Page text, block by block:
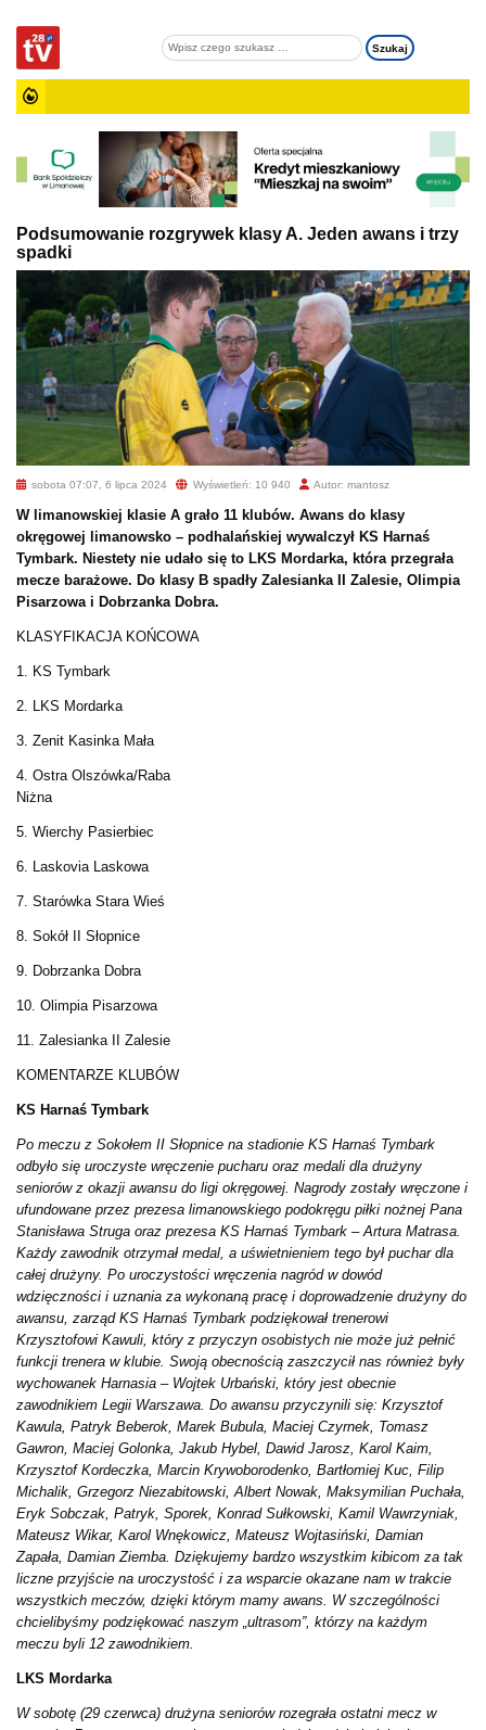
Podsumowanie rozgrywek klasy A. Jeden awans i trzy
spadki
sobota 07:07, 6 lipca 2024 Wyświetleń: 10 940 Autor: mantosz
W limanowskiej klasie A grało 11 klubów. Awans do klasy
okręgowej limanowsko – podhalańskiej wywalczył KS Harnaś
Tymbark. Niestety nie udało się to LKS Mordarka, która przegrała
mecze barażowe. Do klasy B spadły Zalesianka II Zalesie, Olimpia
Pisarzowa i Dobrzanka Dobra.
KLASYFIKACJA KOŃCOWA
1. KS Tymbark
2. LKS Mordarka
3. Zenit Kasinka Mała
4. Ostra Olszówka/Raba
Niżna
5. Wierchy Pasierbiec
6. Laskovia Laskowa
7. Starówka Stara Wieś
8. Sokół II Słopnice
9. Dobrzanka Dobra
10. Olimpia Pisarzowa
11. Zalesianka II Zalesie
KOMENTARZE KLUBÓW
KS Harnaś Tymbark
Po meczu z Sokołem II Słopnice na stadionie KS Harnaś Tymbark
odbyło się uroczyste wręczenie pucharu oraz medali dla drużyny
seniorów z okazji awansu do ligi okręgowej. Nagrody zostały wręczone i
ufundowane przez prezesa limanowskiego podokręgu piłki nożnej Pana
Stanisława Struga oraz prezesa KS Harnaś Tymbark – Artura Matrasa.
Każdy zawodnik otrzymał medal, a uświetnieniem tego był puchar dla
całej drużyny. Po uroczystości wręczenia nagród w dowód
wdzięczności i uznania za wykonaną pracę i doprowadzenie drużyny do
awansu, zarząd KS Harnaś Tymbark podziękował trenerowi
Krzysztofowi Kawuli, który z przyczyn osobistych nie może już pełnić
funkcji trenera w klubie. Swoją obecnością zaszczycił nas również były
wychowanek Harnasia – Wojtek Urbański, który jest obecnie
zawodnikiem Legii Warszawa. Do awansu przyczynili się: Krzysztof
Kawula, Patryk Beberok, Marek Bubula, Maciej Czyrnek, Tomasz
Gawron, Maciej Golonka, Jakub Hybel, Dawid Jarosz, Karol Kaim,
Krzysztof Kordeczka, Marcin Krywoborodenko, Bartłomiej Kuc, Filip
Michalik, Grzegorz Niezabitowski, Albert Nowak, Maksymilian Puchała,
Eryk Sobczak, Patryk, Sporek, Konrad Sułkowski, Kamil Wawrzyniak,
Mateusz Wikar, Karol Wnękowicz, Mateusz Wojtasiński, Damian
Zapała, Damian Ziemba. Dziękujemy bardzo wszystkim kibicom za tak
liczne przyjście na uroczystość i za wsparcie okazane nam w trakcie
wszystkich meczów, dzięki którym mamy awans. W szczególności
chcielibyśmy podziękować naszym „ultrasom”, którzy na każdym
meczu byli 12 zawodnikiem.
LKS Mordarka
W sobotę (29 czerwca) drużyna seniorów rozegrała ostatni mecz w